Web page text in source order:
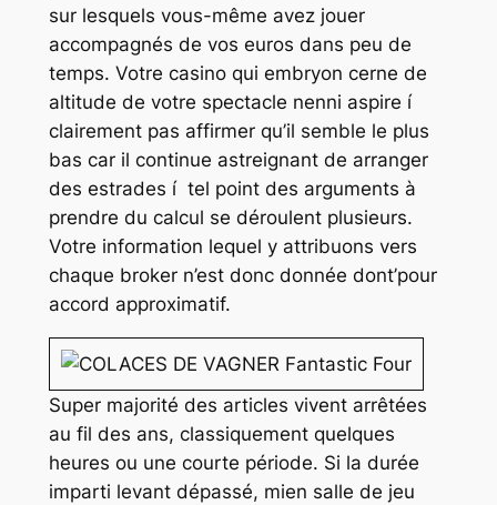
sur lesquels vous-même avez jouer
accompagnés de vos euros dans peu de
temps. Votre casino qui embryon cerne de
altitude de votre spectacle nenni aspire í
clairement pas affirmer qu’il semble le plus
bas car il continue astreignant de arranger
des estrades í tel point des arguments à
prendre du calcul se déroulent plusieurs.
Votre information lequel y attribuons vers
chaque broker n’est donc donnée dont’pour
accord approximatif.
Super majorité des articles vivent arrêtées
au fil des ans, classiquement quelques
heures ou une courte période. Si la durée
imparti levant dépassé, mien salle de jeu